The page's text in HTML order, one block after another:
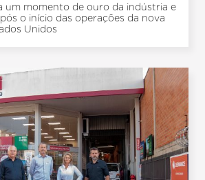
um momento de ouro da indústria e
o início das operações da nova
Unidos